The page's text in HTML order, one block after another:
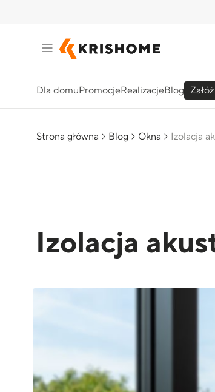
Dla domuPromocjeRealizacjeBlog
Strona główna Blog Okna Izolacja
Izolacja